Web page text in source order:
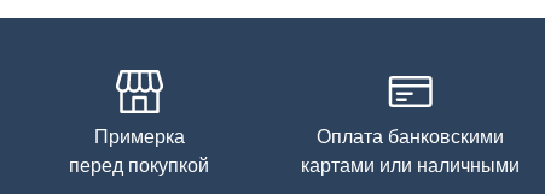
Примерка
перед покупкой
Оплата банковскими
картами или наличными